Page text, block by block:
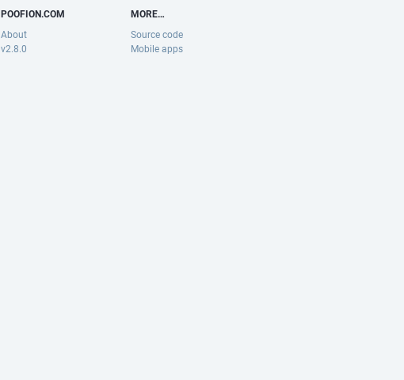
POOFION.COM
About
v2.8.0
MORE…
Source code
Mobile apps